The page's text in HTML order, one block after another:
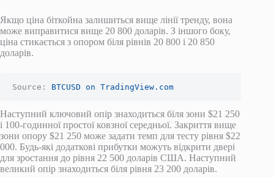
Якщо ціна біткойна залишиться вище лінії тренду, вона
може виправитися вище 20 800 доларів. З іншого боку,
ціна стикається з опором біля рівнів 20 800 і 20 850
доларів.
Source: BTCUSD on TradingView.com
Наступний ключовий опір знаходиться біля зони $21 250
і 100-годинної простої ковзної середньої. Закриття вище
зони опору $21 250 може задати темп для тесту рівня $22
000. Будь-які додаткові прибутки можуть відкрити двері
для зростання до рівня 22 500 доларів США. Наступний
великий опір знаходиться біля рівня 23 200 доларів.